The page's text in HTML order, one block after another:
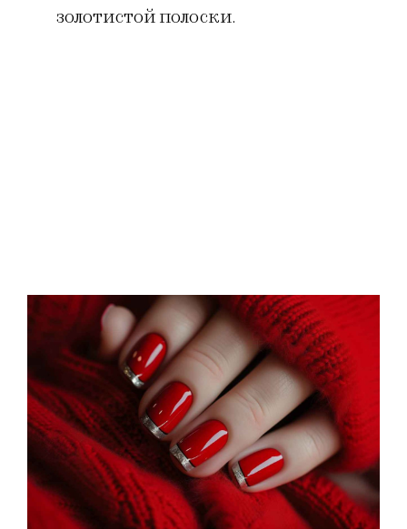
золотистой полоски.